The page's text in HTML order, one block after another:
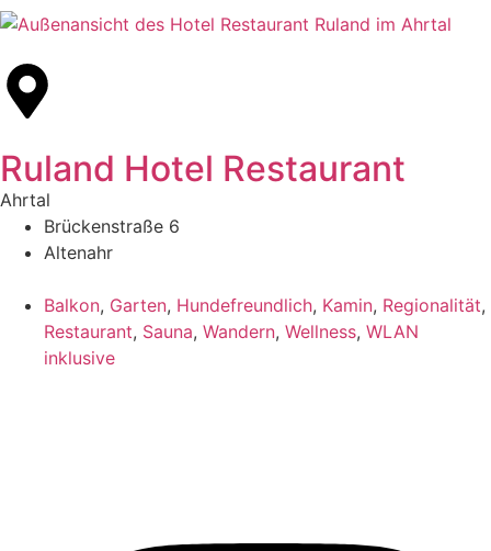
Ruland Hotel Restaurant
Ahrtal
Brückenstraße 6
Altenahr
Balkon, Garten, Hundefreundlich, Kamin, Regionalität,
Restaurant, Sauna, Wandern, Wellness, WLAN
inklusive